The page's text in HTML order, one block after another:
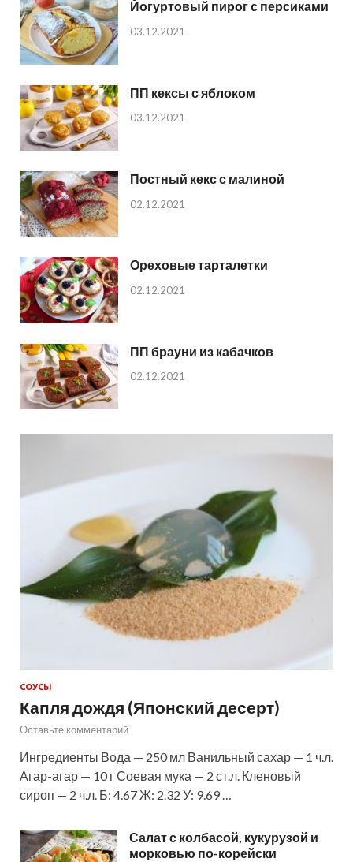
Йогуртовый пирог с персиками
03.12.2021
ПП кексы с яблоком
03.12.2021
Постный кекс с малиной
02.12.2021
Ореховые тарталетки
02.12.2021
ПП брауни из кабачков
02.12.2021
СОУСЫ
Капля дождя (Японский десерт)
Оставьте комментарий
Ингредиенты Вода — 250 мл Ванильный сахар — 1 ч.л.
Агар-агар — 10 г Соевая мука — 2 ст.л. Кленовый
сироп — 2 ч.л. Б: 4.67 Ж: 2.32 У: 9.69 …
Салат с колбасой, кукурузой и
морковью по-корейски